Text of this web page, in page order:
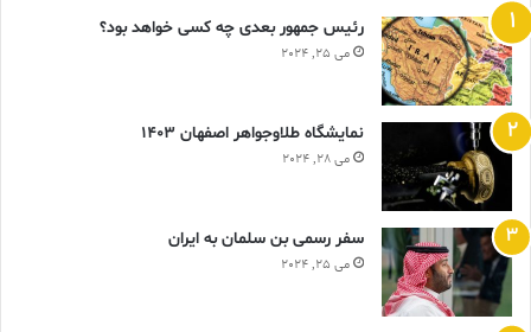
رئیس جمهور بعدی چه کسی خواهد بود؟
می 25, 2024
نمایشگاه طلاوجواهر اصفهان 1403
می 28, 2024
سفر رسمی بن سلمان به ایران
می 25, 2024